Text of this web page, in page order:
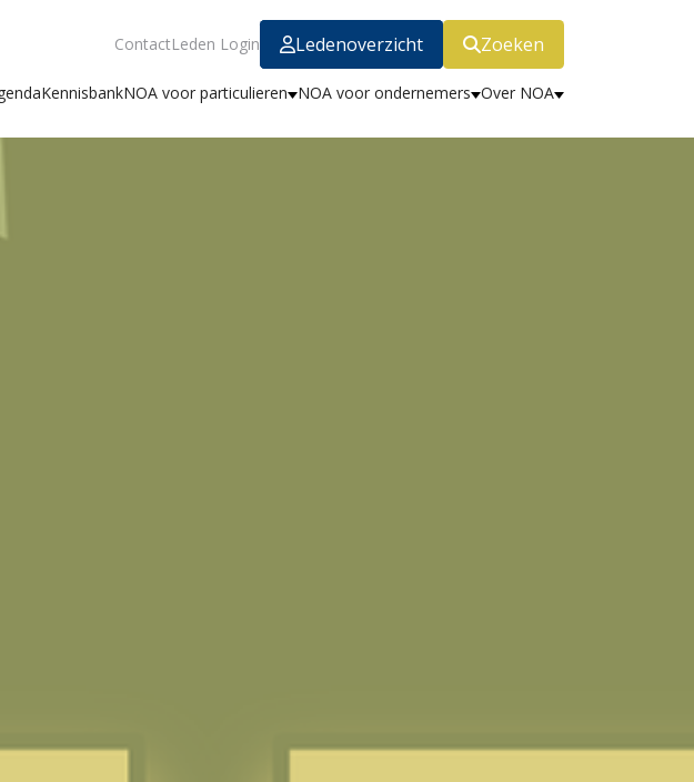
ContactLeden Login Ledenoverzicht Zoeken
KennisbankNOA voor particulieren NOA voor ondernemers Over NOA